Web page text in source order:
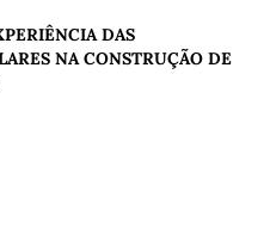
DAS
NA CONSTRUÇÃO DE